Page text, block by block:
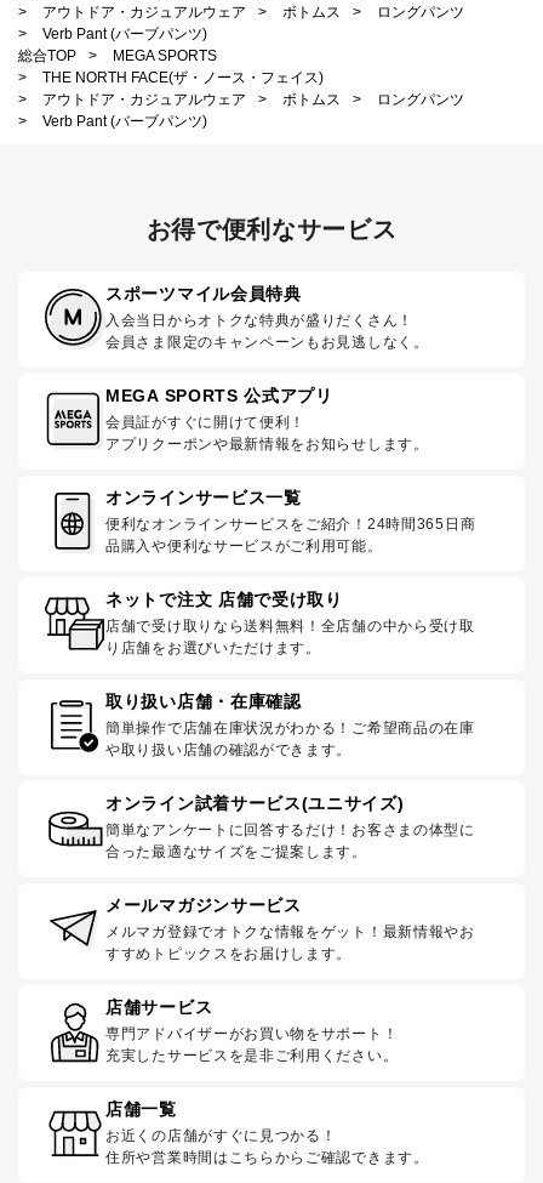
>
アウトドア・カジュアルウェア > ボトムス >
ロングパンツ
>
Verb Pant (バーブパンツ)
総合TOP
>
MEGA SPORTS
>
THE NORTH FACE(ザ・ノース・フェイス)
>
アウトドア・カジュアルウェア > ボトムス >
ロングパンツ
>
Verb Pant (バーブパンツ)
お得で便利なサービス
スポーツマイル会員特典
入会当日からオトクな特典が盛りだくさん！
会員さま限定のキャンペーンもお見逃しなく。
MEGA SPORTS 公式アプリ
会員証がすぐに開けて便利！
アプリクーポンや最新情報をお知らせします。
オンラインサービス一覧
便利なオンラインサービスをご紹介！24時間365日商
品購入や便利なサービスがご利用可能。
ネットで注文 店舗で受け取り
店舗で受け取りなら送料無料！全店舗の中から受け取
り店舗をお選びいただけます。
取り扱い店舗・在庫確認
簡単操作で店舗在庫状況がわかる！ご希望商品の在庫
や取り扱い店舗の確認ができます。
オンライン試着サービス(ユニサイズ)
簡単なアンケートに回答するだけ！お客さまの体型に
合った最適なサイズをご提案します。
メールマガジンサービス
メルマガ登録でオトクな情報をゲット！最新情報やお
すすめトピックスをお届けします。
店舗サービス
専門アドバイザーがお買い物をサポート！
充実したサービスを是非ご利用ください。
店舗一覧
お近くの店舗がすぐに見つかる！
住所や営業時間はこちらからご確認できます。